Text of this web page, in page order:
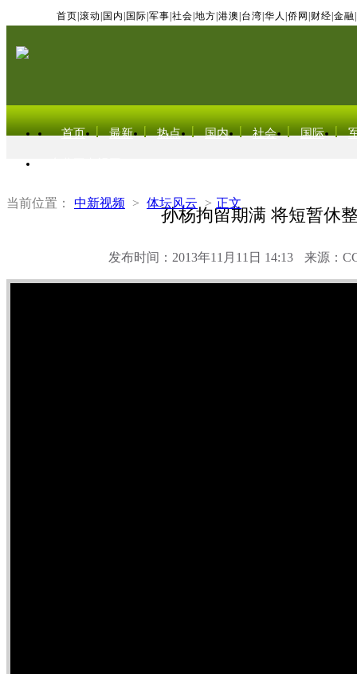
首页 滚动 国内 国际 军事 社会 地方 港澳 台湾 华人 侨网 财经 金融
首页 最新 热点 国内 社会 国际
当前位置： 中新视频 > 体坛风云 > 正文
孙杨拘留期满 将短暂休
发布时间：2013年11月11日 14:13 来源：